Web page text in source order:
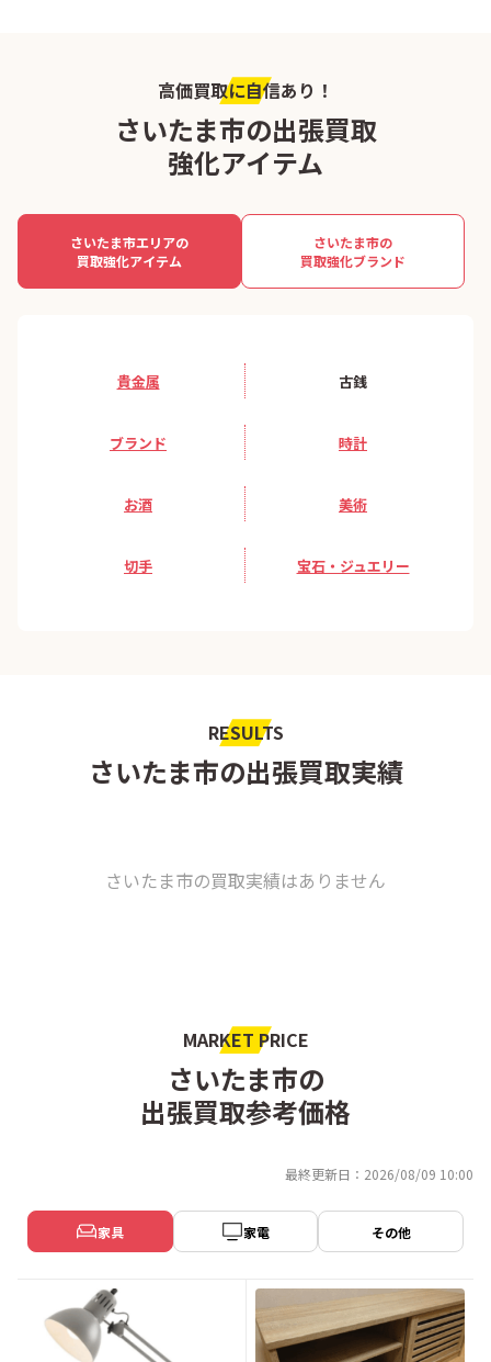
高価買取に自信あり！
さいたま市の出張買取
強化アイテム
さいたま市エリアの
買取強化アイテム
さいたま市の
買取強化ブランド
貴金属 古銭
ブランド 時計
お酒 美術
切手 宝石・ジュエリー
RESULTS
さいたま市の出張買取実績
さいたま市の買取実績はありません
MARKET PRICE
さいたま市の
出張買取参考価格
最終更新日：2026/08/09 10:00
家具 家電 その他